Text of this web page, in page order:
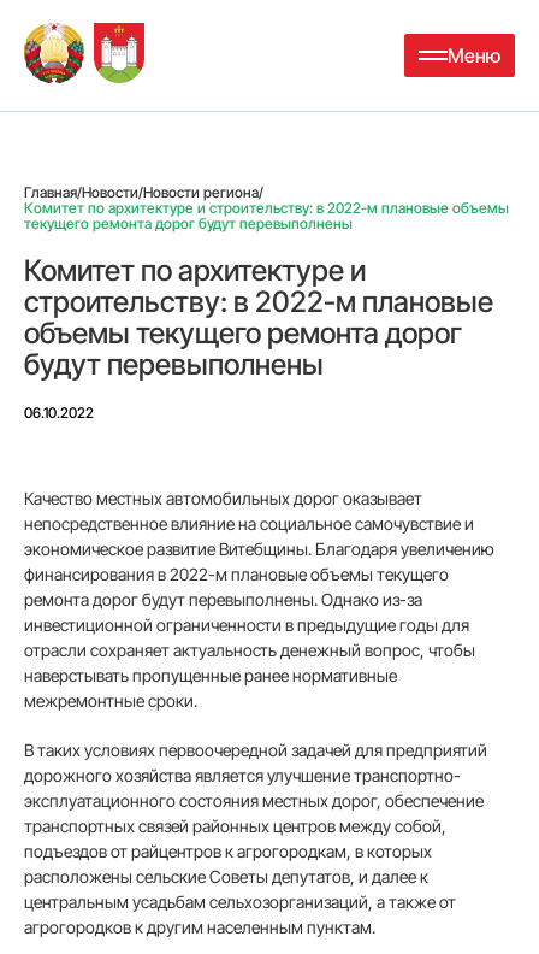
Меню
Главная/Новости/Новости региона/
Комитет по архитектуре и строительству: в 2022-м плановые объемы
текущего ремонта дорог будут перевыполнены
Комитет по архитектуре и
строительству: в 2022-м плановые
объемы текущего ремонта дорог
будут перевыполнены
06.10.2022
Качество местных автомобильных дорог оказывает
непосредственное влияние на социальное самочувствие и
экономическое развитие Витебщины. Благодаря увеличению
финансирования в 2022-м плановые объемы текущего
ремонта дорог будут перевыполнены. Однако из-за
инвестиционной ограниченности в предыдущие годы для
отрасли сохраняет актуальность денежный вопрос, чтобы
наверстывать пропущенные ранее нормативные
межремонтные сроки.
В таких условиях первоочередной задачей для предприятий
дорожного хозяйства является улучшение транспортно-
эксплуатационного состояния местных дорог, обеспечение
транспортных связей районных центров между собой,
подъездов от райцентров к агрогородкам, в которых
расположены сельские Советы депутатов, и далее к
центральным усадьбам сельхозорганизаций, а также от
агрогородков к другим населенным пунктам.